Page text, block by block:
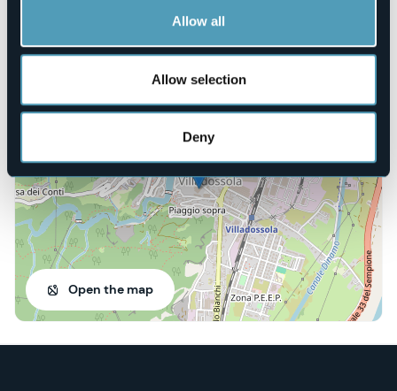
Allow all
Allow selection
Deny
musicale-di-comune-di…
28844 - Villadossola (VB)
Open the map